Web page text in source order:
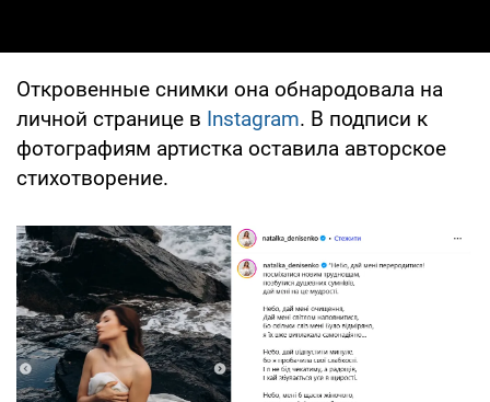
Откровенные снимки она обнародовала на
личной странице в Instagram. В подписи к
фотографиям артистка оставила авторское
стихотворение.